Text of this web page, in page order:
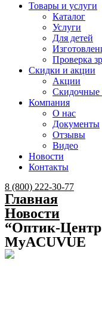
Товары и услуги
Каталог
Услуги
Для детей
Проверка
Скидки и акции
Акции
Скидочные
Компания
О нас
Документы
Отзывы
Видео
Новости
Контакты
Menu
8 (800) 222-30-77
Главная
Новости
“Оптик-
MyACUVUE